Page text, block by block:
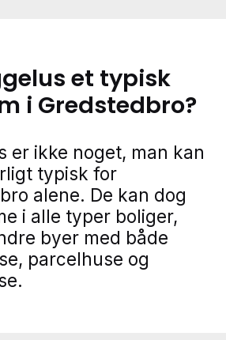
et typisk
i Gredstedbro?
er ikke noget, man kan
typisk for
alene. De kan dog
i alle typer boliger,
byer med både
parcelhuse og